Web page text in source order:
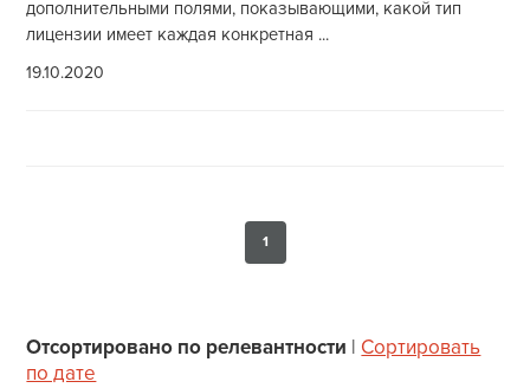
дополнительными полями, показывающими, какой тип
лицензии имеет каждая конкретная ...
19.10.2020
1
Отсортировано по релевантности | Сортировать
по дате